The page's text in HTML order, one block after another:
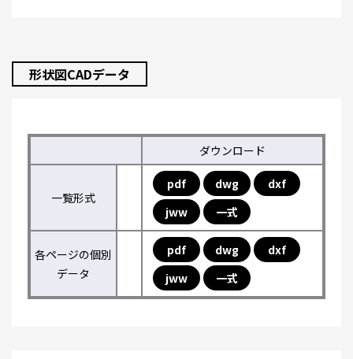
形状図CADデータ
ダウンロード
一覧形式
pdf dwg
dxf
jww
一式
各ページの個別
データ
pdf dwg
dxf
jww
一式